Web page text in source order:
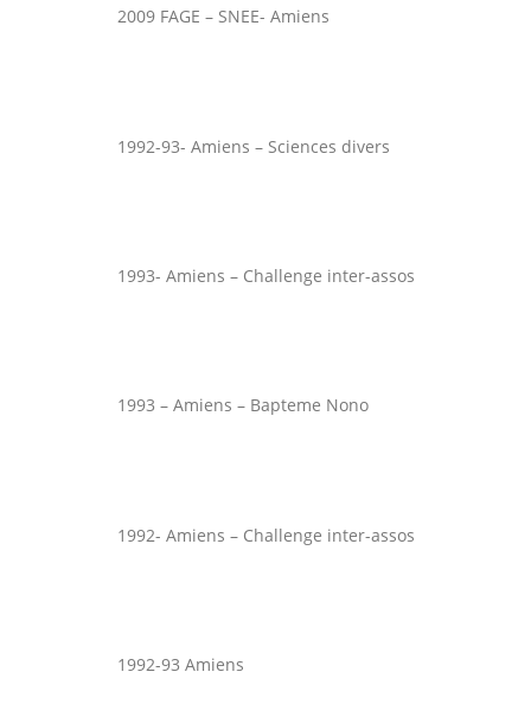
2009 FAGE – SNEE- Amiens
1992-93- Amiens – Sciences divers
1993- Amiens – Challenge inter-assos
1993 – Amiens – Bapteme Nono
1992- Amiens – Challenge inter-assos
1992-93 Amiens